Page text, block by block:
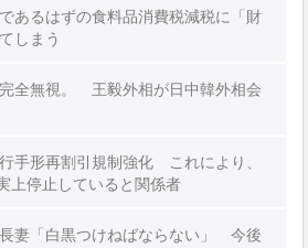
あるはずの食料品消費税減税に「財
しまう
全無視。 王毅外相が日中韓外相会
手形再割引規制強化 これにより、
上停止していると関係者
長妻「白黒つけねばならない」 今後